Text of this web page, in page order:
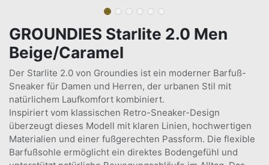
GROUNDIES Starlite 2.0 Men
Beige/Caramel
Der Starlite 2.0 von Groundies ist ein moderner Barfuß-
Sneaker für Damen und Herren, der urbanen Stil mit
natürlichem Laufkomfort kombiniert.
Inspiriert vom klassischen Retro-Sneaker-Design
überzeugt dieses Modell mit klaren Linien, hochwertigen
Materialien und einer fußgerechten Passform. Die flexible
Barfußsohle ermöglicht ein direktes Bodengefühl und